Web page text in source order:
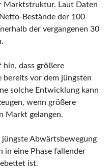
Marktstruktur. Laut Daten
Bestände der 100
der vergangenen 30
hin, dass größere
bereits vor dem jüngsten
solche Entwicklung kann
wenn größere
Markt gelangen.
jüngste Abwärtsbewegung
in eine Phase fallender
ist.